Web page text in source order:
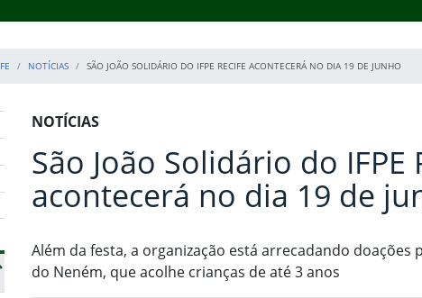
NOTÍCIAS SÃO JOÃO SOLIDÁRIO DO IFPE RECIFE ACONTECERÁ NO DIA 19 DE JUNHO
Início do conteúdo
NOTÍCIAS
São João Solidário do IFPE
acontecerá no dia 19 de
Além da festa, a organização está arrecadando doações
do Neném, que acolhe crianças de até 3 anos